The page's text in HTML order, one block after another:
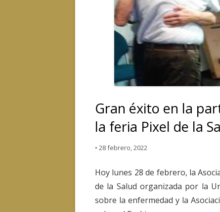
Gran éxito en la
la feria Pixel de la
• 28 febrero, 2022
Hoy lunes 28 de febrero, la
de la Salud organizada por la
sobre la enfermedad y la